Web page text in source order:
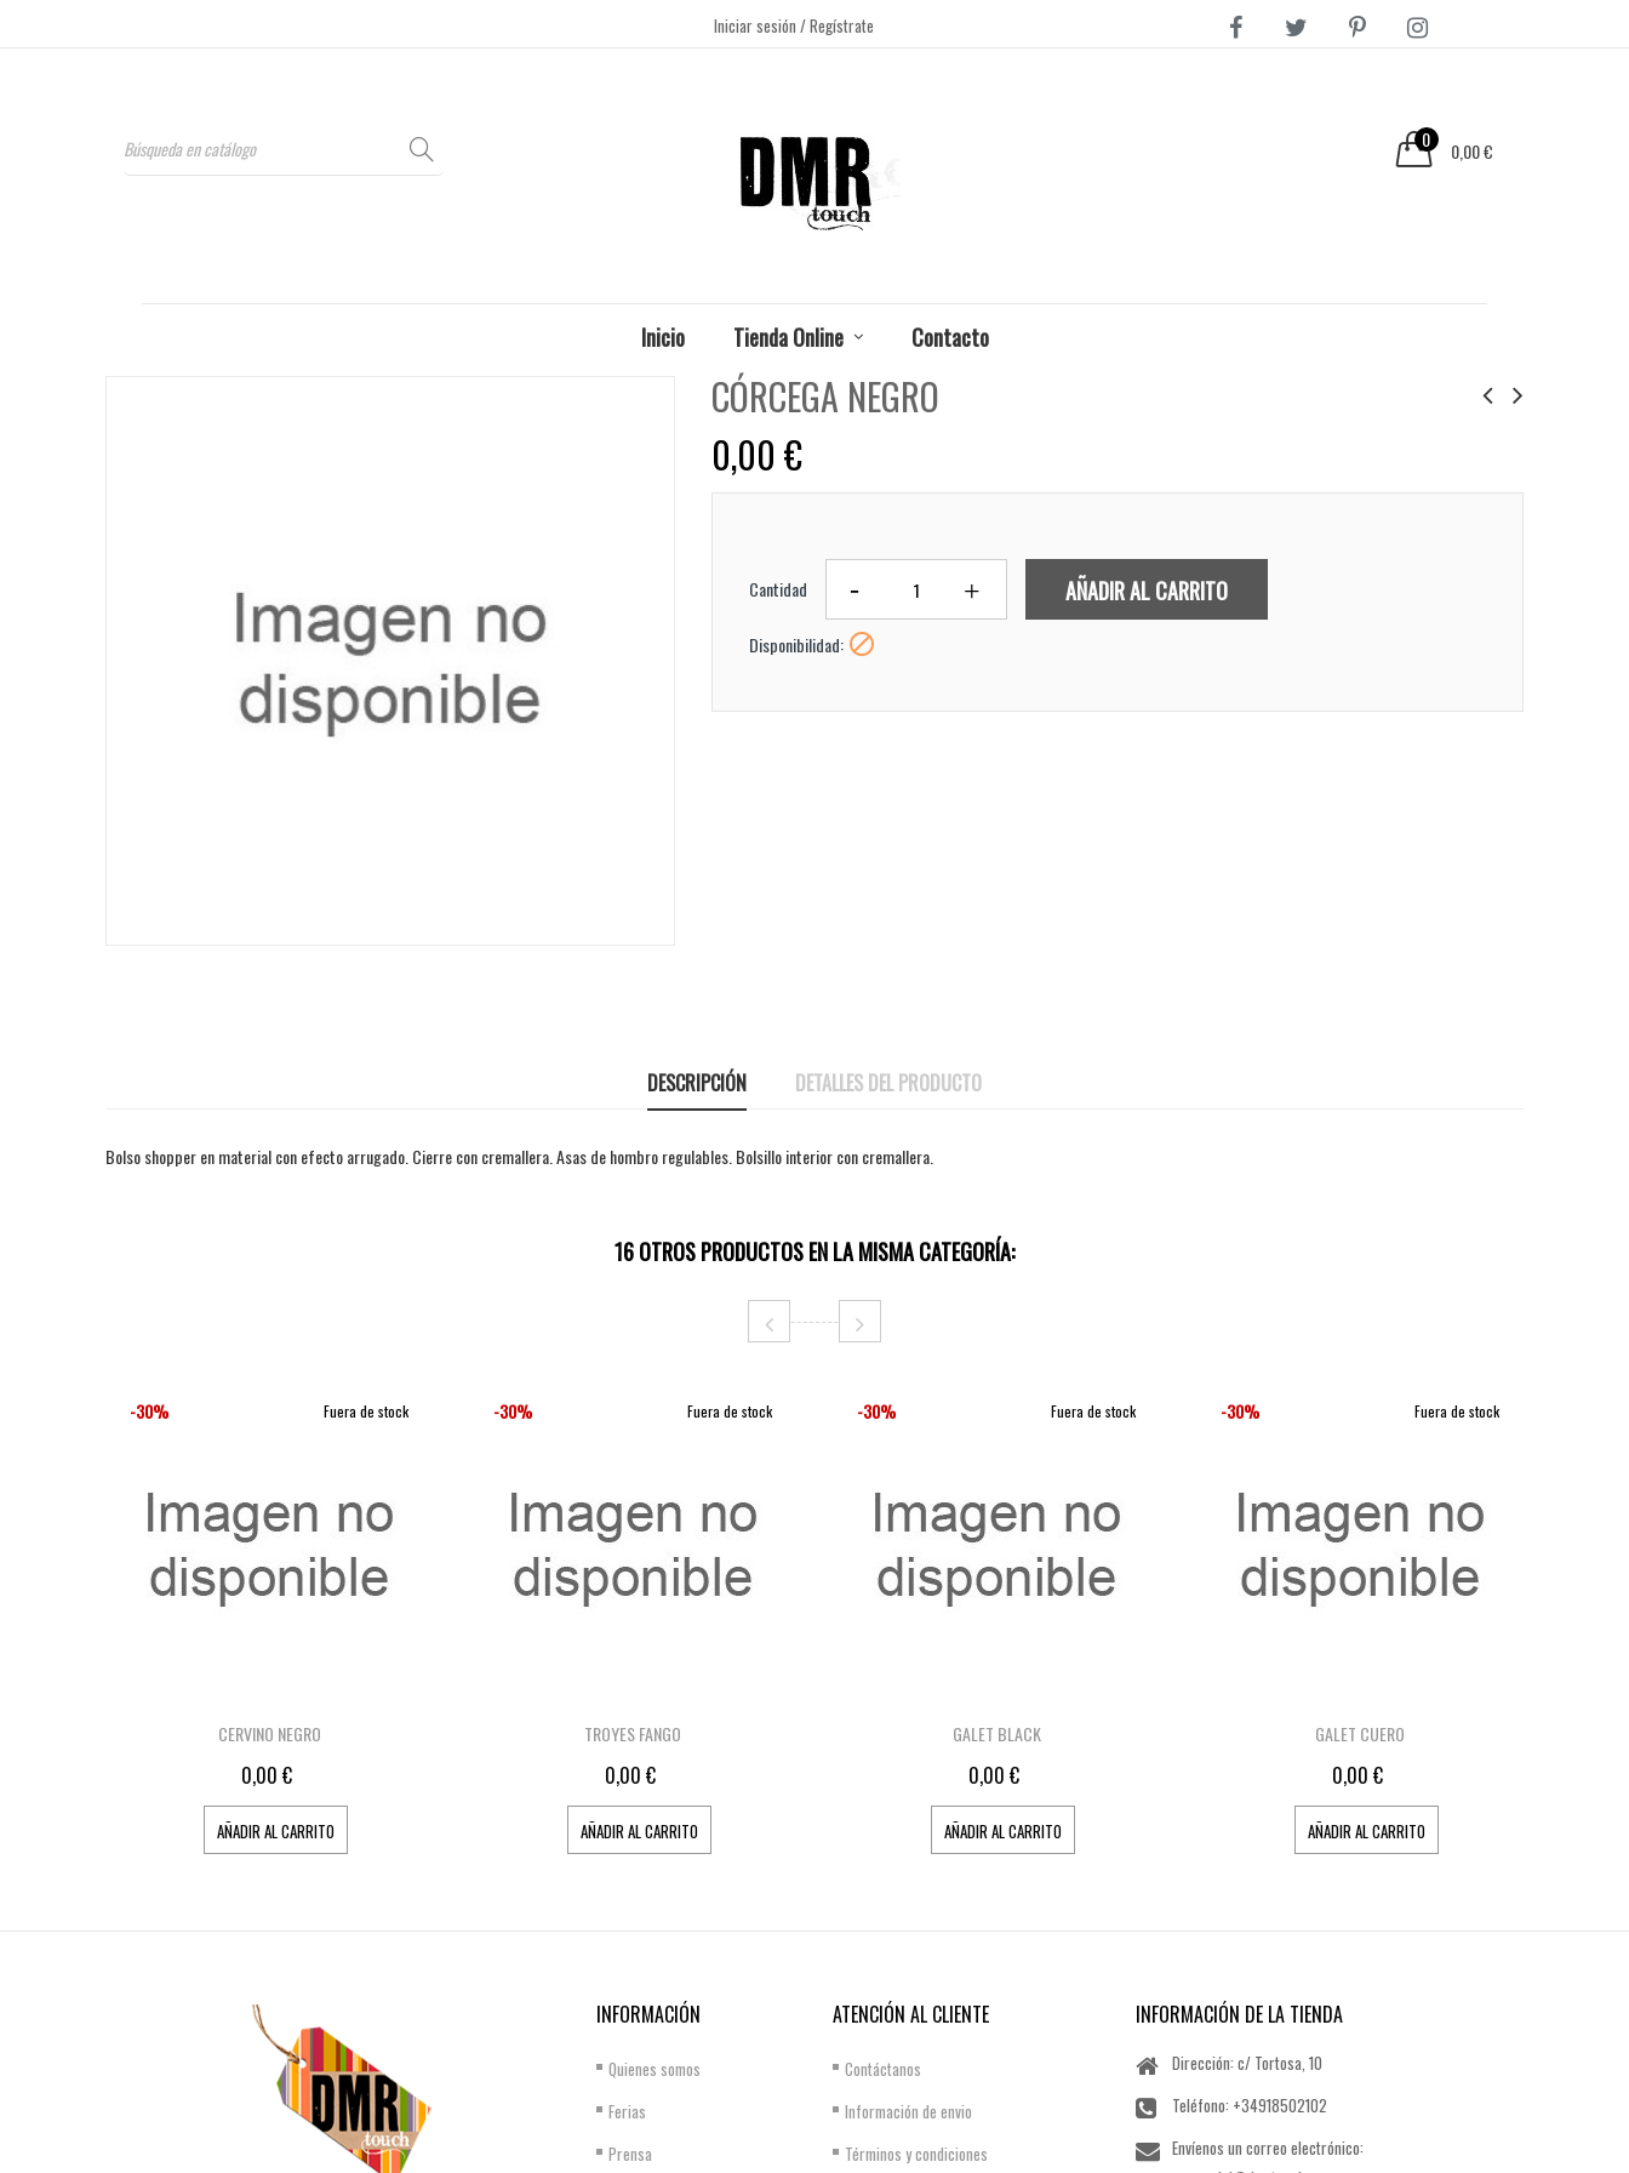
Iniciar sesión/ Regístrate
0 0,00 €
Inicio Tienda Online Contacto
CÓRCEGA NEGRO
0,00 €
Cantidad AÑADIR AL CARRITO
Disponibilidad: 
DESCRIPCIÓN DETALLES DEL PRODUCTO
Bolso shopper en material con efecto arrugado. Cierre con cremallera. Asas de hombro regulables. Bolsillo interior con cremallera.
16 OTROS PRODUCTOS EN LA MISMA CATEGORÍA:
Fuera de stock
-30%
CERVINO NEGRO
0,00 €
AÑADIR AL CARRITO
Fuera de stock
-30%
TROYES FANGO
0,00 €
AÑADIR AL CARRITO
Fuera de stock
-30%
GALET BLACK
0,00 €
AÑADIR AL CARRITO
Fuera de stock
-30%
GALET CUERO
0,00 €
AÑADIR AL CARRITO
INFORMACIÓN
Quienes somos
Ferias
Prensa
ATENCIÓN AL CLIENTE
Contáctanos
Información de envio
Términos y condiciones
INFORMACIÓN DE LA TIENDA
Dirección: c/ Tortosa, 10
Teléfono: +34918502102
Envíenos un correo electrónico: